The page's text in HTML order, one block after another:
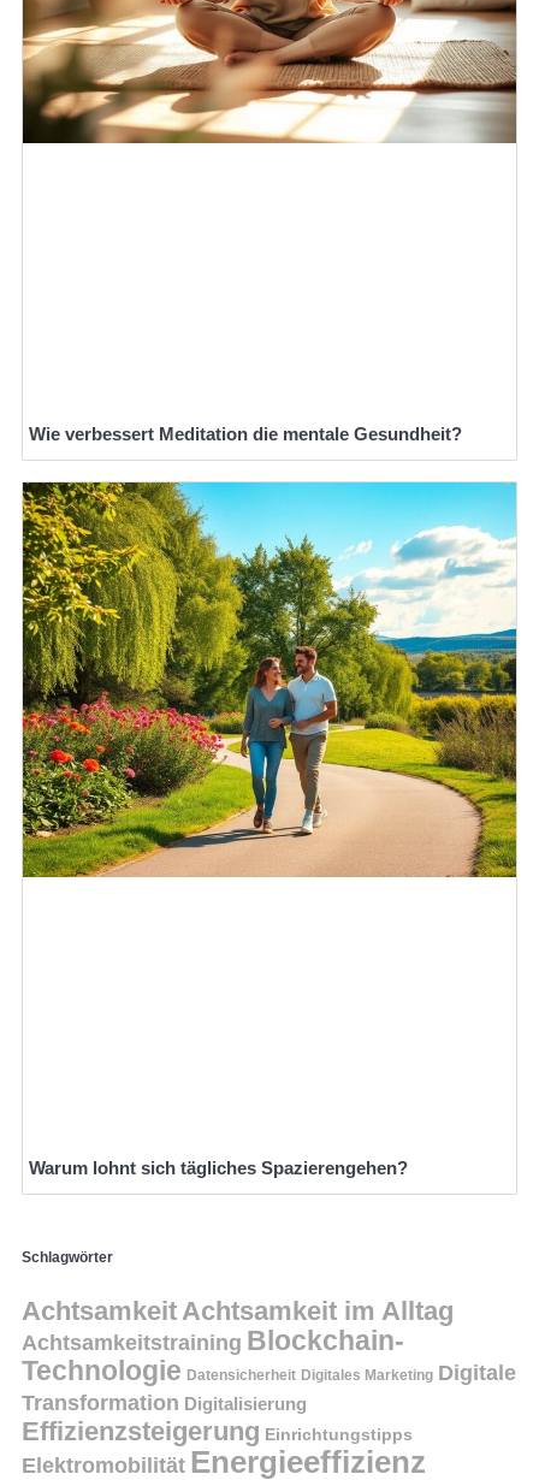
Wie verbessert Meditation die mentale Gesundheit?
Warum lohnt sich tägliches Spazierengehen?
Schlagwörter
Achtsamkeit Achtsamkeit im Alltag
Achtsamkeitstraining Blockchain-
Technologie Datensicherheit Digitales Marketing Digitale
Transformation Digitalisierung
Effizienzsteigerung Einrichtungstipps
Elektromobilität Energieeffizienz